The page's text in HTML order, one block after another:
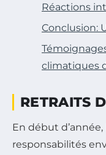
Réactions
Conclusion:
climatiques
RETRAITS
En début
responsabilités